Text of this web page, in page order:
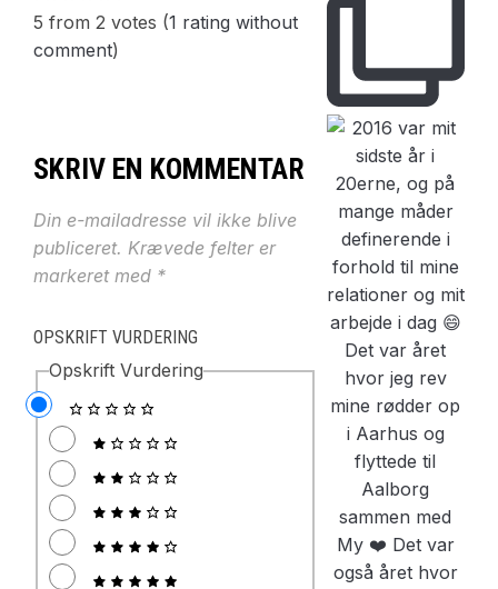
5 from 2 votes (1 rating without
comment)
SKRIV EN KOMMENTAR
Din e-mailadresse vil ikke blive
publiceret. Krævede felter er
markeret med *
OPSKRIFT VURDERING
Opskrift Vurdering